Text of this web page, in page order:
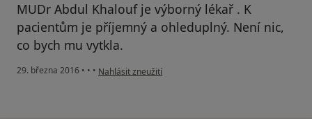
MUDr Abdul Khalouf je výborný lékař . K
pacientům je příjemný a ohleduplný. Není nic,
co bych mu vytkla.
29. března 2016 • • • podle názoru uživatele Váš účet byl odstraněn
Nahlásit zneužití